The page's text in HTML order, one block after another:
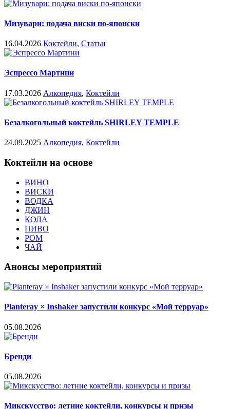
Мизувари: подача виски по-японски
16.04.2026 Коктейли, Статьи
Эспрессо Мартини
17.03.2026 Алкопедия, Коктейли
Безалкогольный коктейль SHIRLEY TEMPLE
24.09.2025 Алкопедия, Коктейли
Коктейли на основе
ВИНО
ВИСКИ
ВОДКА
ДЖИН
КОЛА
ПИВО
РОМ
ЧАЙ
Анонсы мероприятий
Planteray × Inshaker запустили конкурс «Мой терруар»
05.08.2026
Бренди
05.08.2026
Микскусство: летние коктейли, конкурсы и призы